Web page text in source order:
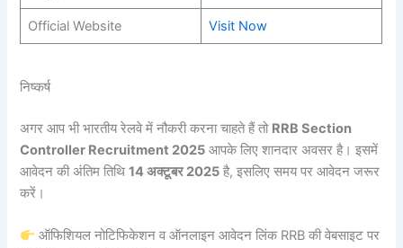
Official Website Visit Now
निष्कर्ष
अगर आप भी भारतीय रेलवे में नौकरी करना चाहते हैं तो RRB Section
Controller Recruitment 2025 आपके लिए शानदार अवसर है। इसमें
आवेदन की अंतिम तिथि14 अक्टूबर 2025 है, इसलिए समय पर आवेदन जरूर
करें।
ऑफिशियल नोटिफिकेशन व ऑनलाइन आवेदन लिंक RRB की वेबसाइट पर